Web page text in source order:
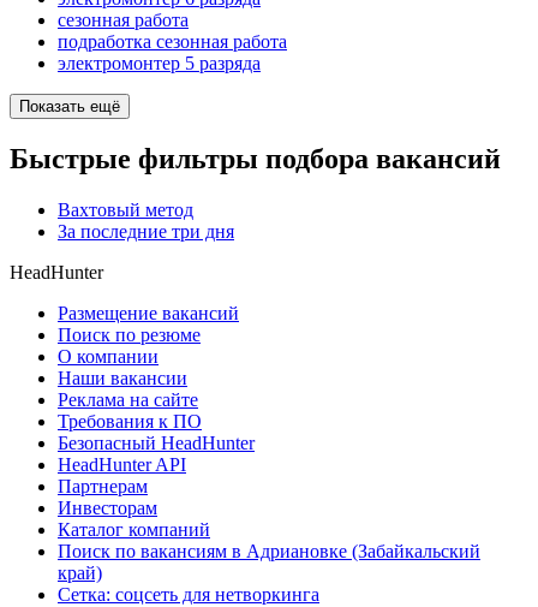
сезонная работа
подработка сезонная работа
электромонтер 5 разряда
Показать ещё
Быстрые фильтры подбора вакансий
Вахтовый метод
За последние три дня
HeadHunter
Размещение вакансий
Поиск по резюме
О компании
Наши вакансии
Реклама на сайте
Требования к ПО
Безопасный HeadHunter
HeadHunter API
Партнерам
Инвесторам
Каталог компаний
Поиск по вакансиям в Адриановке (Забайкальский
край)
Сетка: соцсеть для нетворкинга